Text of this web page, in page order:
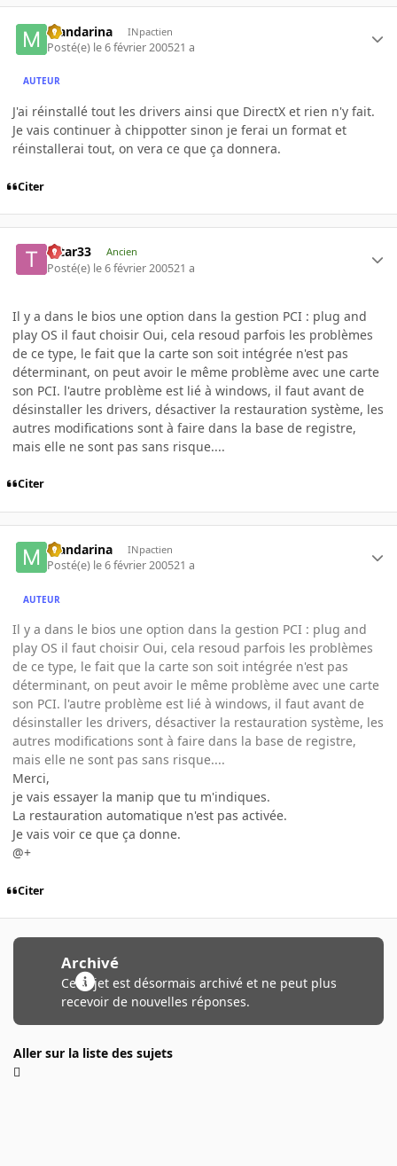
Mandarina INpactien
Posté(e) le 6 février 200521 a
AUTEUR
J'ai réinstallé tout les drivers ainsi que DirectX et rien n'y fait.
Je vais continuer à chippotter sinon je ferai un format et
réinstallerai tout, on vera ce que ça donnera.
Citer
tatar33 Ancien
Posté(e) le 6 février 200521 a
Il y a dans le bios une option dans la gestion PCI : plug and
play OS il faut choisir Oui, cela resoud parfois les problèmes
de ce type, le fait que la carte son soit intégrée n'est pas
déterminant, on peut avoir le même problème avec une carte
son PCI. l'autre problème est lié à windows, il faut avant de
désinstaller les drivers, désactiver la restauration système, les
autres modifications sont à faire dans la base de registre,
mais elle ne sont pas sans risque....
Citer
Mandarina INpactien
Posté(e) le 6 février 200521 a
AUTEUR
Il y a dans le bios une option dans la gestion PCI : plug and
play OS il faut choisir Oui, cela resoud parfois les problèmes
de ce type, le fait que la carte son soit intégrée n'est pas
déterminant, on peut avoir le même problème avec une carte
son PCI. l'autre problème est lié à windows, il faut avant de
désinstaller les drivers, désactiver la restauration système, les
autres modifications sont à faire dans la base de registre,
mais elle ne sont pas sans risque....
Merci,
je vais essayer la manip que tu m'indiques.
La restauration automatique n'est pas activée.
Je vais voir ce que ça donne.
@+
Citer
Archivé
Ce sujet est désormais archivé et ne peut plus
recevoir de nouvelles réponses.
Aller sur la liste des sujets